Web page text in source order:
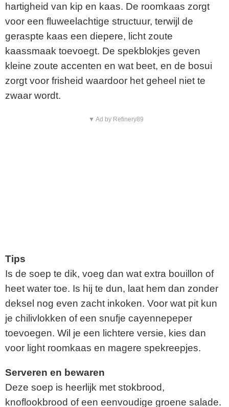
hartigheid van kip en kaas. De roomkaas zorgt
voor een fluweelachtige structuur, terwijl de
geraspte kaas een diepere, licht zoute
kaassmaak toevoegt. De spekblokjes geven
kleine zoute accenten en wat beet, en de bosui
zorgt voor frisheid waardoor het geheel niet te
zwaar wordt.
▼ Ad by Refinery89
Tips
Is de soep te dik, voeg dan wat extra bouillon of
heet water toe. Is hij te dun, laat hem dan zonder
deksel nog even zacht inkoken. Voor wat pit kun
je chilivlokken of een snufje cayennepeper
toevoegen. Wil je een lichtere versie, kies dan
voor light roomkaas en magere spekreepjes.
Serveren en bewaren
Deze soep is heerlijk met stokbrood,
knoflookbrood of een eenvoudige groene salade.